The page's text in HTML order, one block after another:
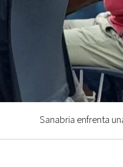
Sanabria enfrenta